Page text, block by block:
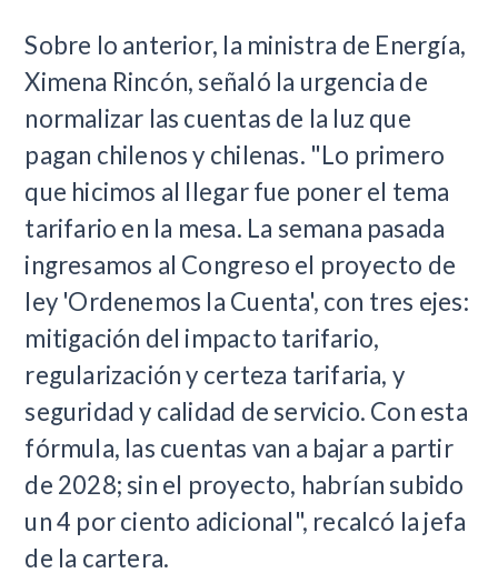
Sobre lo anterior, la ministra de Energía,
Ximena Rincón, señaló la urgencia de
normalizar las cuentas de la luz que
pagan chilenos y chilenas. "Lo primero
que hicimos al llegar fue poner el tema
tarifario en la mesa. La semana pasada
ingresamos al Congreso el proyecto de
ley 'Ordenemos la Cuenta', con tres ejes:
mitigación del impacto tarifario,
regularización y certeza tarifaria, y
seguridad y calidad de servicio. Con esta
fórmula, las cuentas van a bajar a partir
de 2028; sin el proyecto, habrían subido
un 4 por ciento adicional", recalcó la jefa
de la cartera.